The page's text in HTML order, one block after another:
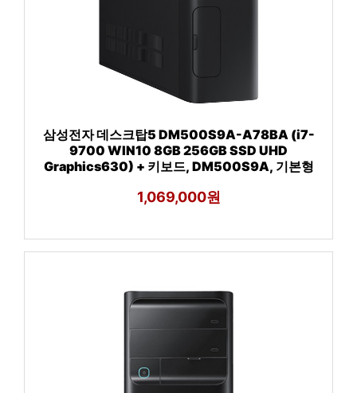
삼성전자 데스크탑5 DM500S9A-A78BA (i7-
9700 WIN10 8GB 256GB SSD UHD
Graphics630) + 키보드, DM500S9A, 기본형
1,069,000원